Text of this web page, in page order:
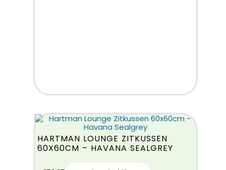
HARTMAN LOUNGE ZITKUSSEN
60X60CM – HAVANA SEALGREY